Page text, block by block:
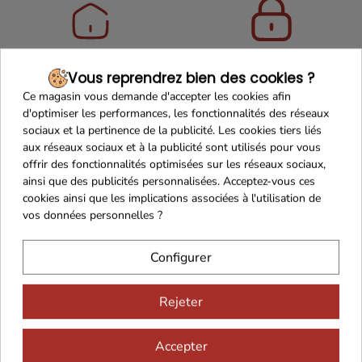
Maison Familiale
Franco de port 79€ Livraison 24h/48h
Cadeaux dès 99€
Vous reprendrez bien des cookies ?
Ce magasin vous demande d'accepter les cookies afin
d'optimiser les performances, les fonctionnalités des réseaux
sociaux et la pertinence de la publicité. Les cookies tiers liés
aux réseaux sociaux et à la publicité sont utilisés pour vous
offrir des fonctionnalités optimisées sur les réseaux sociaux,
ainsi que des publicités personnalisées. Acceptez-vous ces
cookies ainsi que les implications associées à l'utilisation de
vos données personnelles ?
Configurer
Rejeter
Accepter